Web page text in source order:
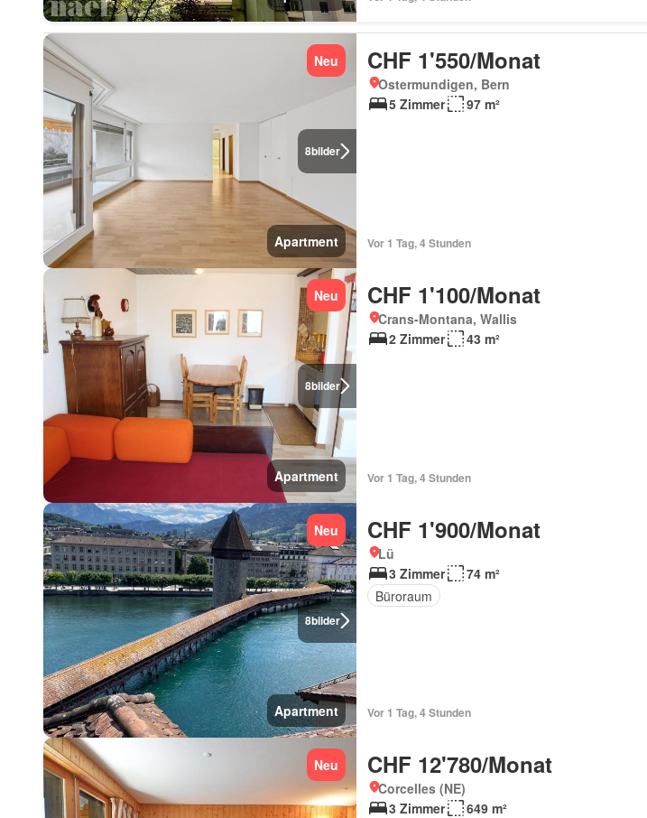
8bilder
Neu
Apartment
CHF 1'550/Monat
Ostermundigen, Bern
5 Zimmer
97 m²
Vor 1 Tag, 4 Stunden
8bilder
Neu
Apartment
CHF 1'100/Monat
Crans-Montana, Wallis
2 Zimmer
43 m²
Vor 1 Tag, 4 Stunden
8bilder
Neu
Apartment
CHF 1'900/Monat
Lü
3 Zimmer
74 m²
Büroraum
Vor 1 Tag, 4 Stunden
Neu CHF 12'780/Monat
Corcelles (NE)
3 Zimmer
649 m²